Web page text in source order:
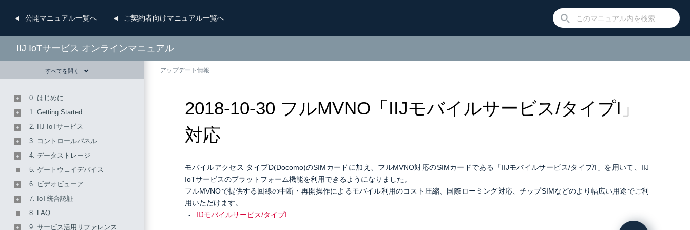
公開マニュアル一覧へ ご契約者向けマニュアル一覧へ
IIJ IoTサービス オンラインマニュアル
アップデート情報
2018-10-30 フルMVNO「IIJモバイルサービス/タイプI」
対応
モバイルアクセス タイプD(Docomo)のSIMカードに加え、フルMVNO対応のSIMカードである「IIJモバイルサービス/タイプ/I」を用いて、IIJ
IoTサービスのプラットフォーム機能を利用できるようになりました。
フルMVNOで提供する回線の中断・再開操作によるモバイル利用のコスト圧縮、国際ローミング対応、チップSIMなどのより幅広い用途でご利
用いただけます。
IIJモバイルサービス/タイプI
すべてを開く
0. はじめに
1. Getting Started
2. IIJ IoTサービス
3. コントロールパネル
4. データストレージ
5. ゲートウェイデバイス
6. ビデオビューア
7. IoT統合認証
8. FAQ
9. サービス活用リファレンス